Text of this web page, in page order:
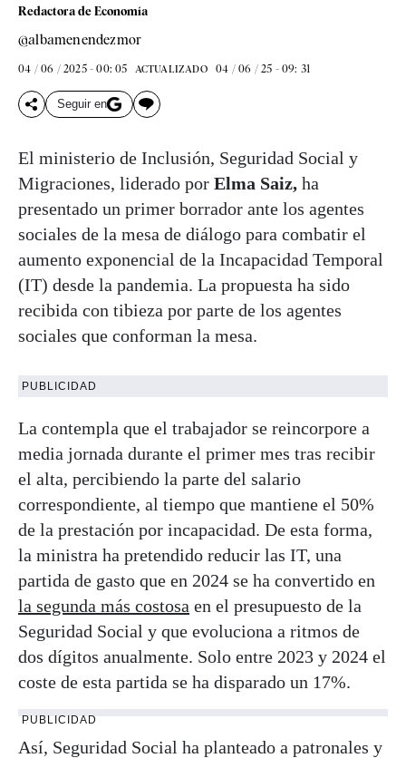
Redactora de Economía
@albamenendezmor
04 / 06 / 2025 - 00: 05 ACTUALIZADO 04 / 06 / 25 - 09: 31
Seguir en
El ministerio de Inclusión, Seguridad Social y
Migraciones, liderado por Elma Saiz, ha
presentado un primer borrador ante los agentes
sociales de la mesa de diálogo para combatir el
aumento exponencial de la Incapacidad Temporal
(IT) desde la pandemia. La propuesta ha sido
recibida con tibieza por parte de los agentes
sociales que conforman la mesa.
PUBLICIDAD
La contempla que el trabajador se reincorpore a
media jornada durante el primer mes tras recibir
el alta, percibiendo la parte del salario
correspondiente, al tiempo que mantiene el 50%
de la prestación por incapacidad. De esta forma,
la ministra ha pretendido reducir las IT, una
partida de gasto que en 2024 se ha convertido en
la segunda más costosa en el presupuesto de la
Seguridad Social y que evoluciona a ritmos de
dos dígitos anualmente. Solo entre 2023 y 2024 el
coste de esta partida se ha disparado un 17%.
PUBLICIDAD
Así, Seguridad Social ha planteado a patronales y